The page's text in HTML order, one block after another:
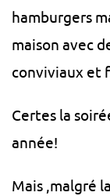
hamburgers
maison avec
conviviaux et
Certes la
année!
Mais ,malgré